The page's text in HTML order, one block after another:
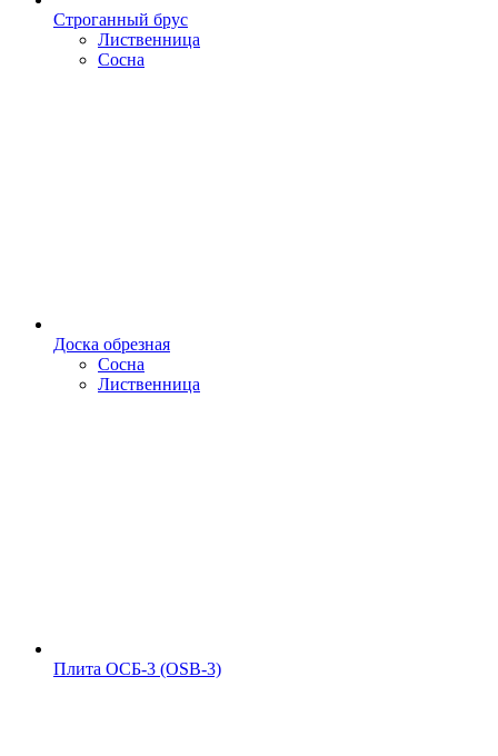
Строганный брус
Лиственница
Сосна
Доска обрезная
Сосна
Лиственница
Плита ОСБ-3 (OSB-3)